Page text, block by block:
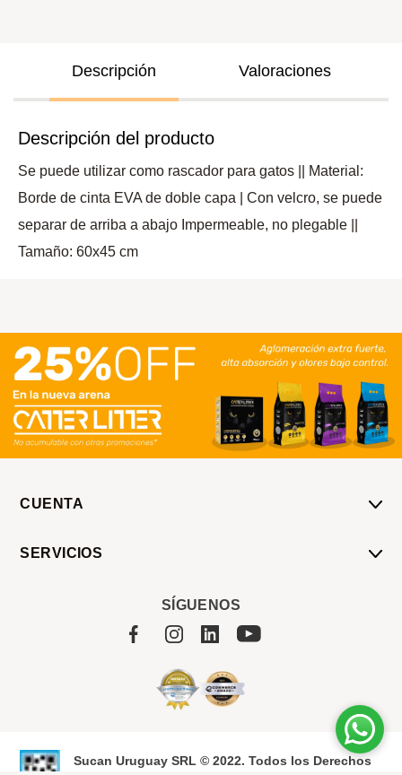
Descripción Valoraciones
Descripción del producto
Se puede utilizar como rascador para gatos || Material:
Borde de cinta EVA de doble capa | Con velcro, se puede
separar de arriba a abajo Impermeable, no plegable ||
Tamaño: 60x45 cm
CUENTA
SERVICIOS
SÍGUENOS
Sucan Uruguay SRL © 2022. Todos los Derechos